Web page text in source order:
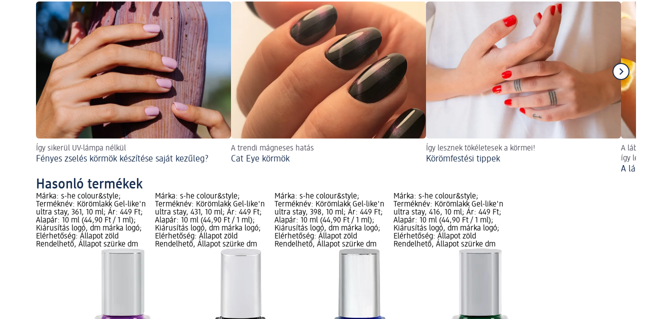
Így sikerül UV-lámpa nélkül
Fényes zselés körmök készítése saját kezűleg?
A trendi mágneses hatás
Cat Eye körmök
Így lesznek tökéletesek a körmei!
Körömfestési tippek
A lábkörmök
így lesz
A lábkörmök
Hasonló termékek
Márka: s-he colour&style;
Terméknév: Körömlakk Gel-like'n
ultra stay, 361, 10 ml; Ár: 449 Ft;
Alapár: 10 ml (44,90 Ft / 1 ml);
Kiárusítás logó, dm márka logó;
Elérhetőség: Állapot zöld
Rendelhető, Állapot szürke dm
Márka: s-he colour&style;
Terméknév: Körömlakk Gel-like'n
ultra stay, 431, 10 ml; Ár: 449 Ft;
Alapár: 10 ml (44,90 Ft / 1 ml);
Kiárusítás logó, dm márka logó;
Elérhetőség: Állapot zöld
Rendelhető, Állapot szürke dm
Márka: s-he colour&style;
Terméknév: Körömlakk Gel-like'n
ultra stay, 398, 10 ml; Ár: 449 Ft;
Alapár: 10 ml (44,90 Ft / 1 ml);
Kiárusítás logó, dm márka logó;
Elérhetőség: Állapot zöld
Rendelhető, Állapot szürke dm
Márka: s-he colour&style;
Terméknév: Körömlakk Gel-like'n
ultra stay, 416, 10 ml; Ár: 449 Ft;
Alapár: 10 ml (44,90 Ft / 1 ml);
Kiárusítás logó, dm márka logó;
Elérhetőség: Állapot zöld
Rendelhető, Állapot szürke dm